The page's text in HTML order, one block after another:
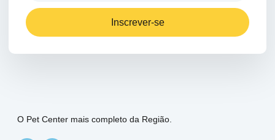
Inscrever-se
O Pet Center mais completo da Região.